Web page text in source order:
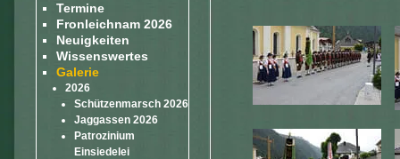
Termine
Fronleichnam 2026
Neuigkeiten
Wissenswertes
Galerie
2026
Schützenmarsch 2026
Jaggassen 2026
Patrozinium
Einsiedelei